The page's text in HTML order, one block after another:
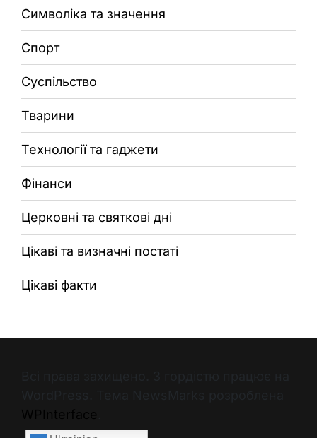
Символіка та значення
Спорт
Суспільство
Тварини
Технології та гаджети
Фінанси
Церковні та святкові дні
Цікаві та визначні постаті
Цікаві факти